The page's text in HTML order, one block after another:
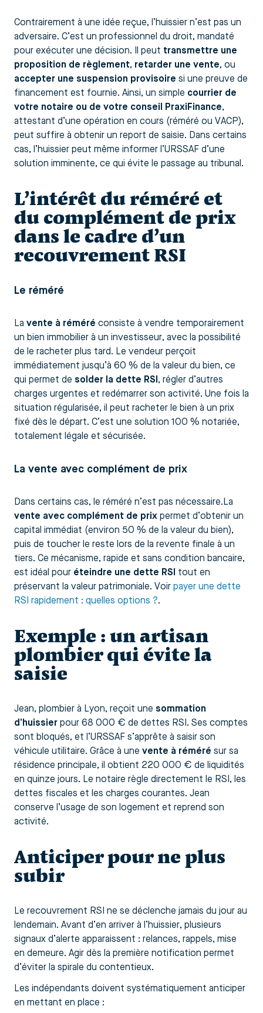
Contrairement à une idée reçue, l’huissier n’est pas un
adversaire. C’est un professionnel du droit, mandaté
pour exécuter une décision. Il peut transmettre une
proposition de règlement, retarder une vente, ou
accepter une suspension provisoire si une preuve de
financement est fournie. Ainsi, un simple courrier de
votre notaire ou de votre conseil PraxiFinance,
attestant d’une opération en cours (réméré ou VACP),
peut suffire à obtenir un report de saisie. Dans certains
cas, l’huissier peut même informer l’URSSAF d’une
solution imminente, ce qui évite le passage au tribunal.
L’intérêt du réméré et
du complément de prix
dans le cadre d’un
recouvrement RSI
Le réméré
La vente à réméré consiste à vendre temporairement
un bien immobilier à un investisseur, avec la possibilité
de le racheter plus tard. Le vendeur perçoit
immédiatement jusqu’à 60 % de la valeur du bien, ce
qui permet de solder la dette RSI , régler d’autres
charges urgentes et redémarrer son activité. Une fois la
situation régularisée, il peut racheter le bien à un prix
fixé dès le départ. C’est une solution 100 % notariée,
totalement légale et sécurisée.
La vente avec complément de prix
Dans certains cas, le réméré n’est pas nécessaire.La
vente avec complément de prix permet d’obtenir un
capital immédiat (environ 50 % de la valeur du bien),
puis de toucher le reste lors de la revente finale à un
tiers. Ce mécanisme, rapide et sans condition bancaire,
est idéal pour éteindre une dette RSI
tout en
préservant la valeur patrimoniale. Voir payer une dette
RSI rapidement : quelles options ?.
Exemple : un artisan
plombier qui évite la
saisie
Jean, plombier à Lyon, reçoit une sommation
d’huissier pour 68 000 € de dettes RSI. Ses comptes
sont bloqués, et l’URSSAF s’apprête à saisir son
véhicule utilitaire. Grâce à une vente à réméré sur sa
résidence principale, il obtient 220 000 € de liquidités
en quinze jours. Le notaire règle directement le RSI, les
dettes fiscales et les charges courantes. Jean
conserve l’usage de son logement et reprend son
activité.
Anticiper pour ne plus
subir
Le recouvrement RSI ne se déclenche jamais du jour au
lendemain. Avant d’en arriver à l’huissier, plusieurs
signaux d’alerte apparaissent : relances, rappels, mise
en demeure. Agir dès la première notification permet
d’éviter la spirale du contentieux.
Les indépendants doivent systématiquement anticiper
en mettant en place :